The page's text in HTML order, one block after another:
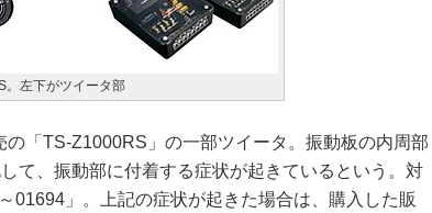
。左下がツイータ部
「TS-Z1000RS」の一部ツイータ。振動板の内周部
て、振動部に付着する症状が起きているという。対
01694」。上記の症状が起きた場合は、購入した販